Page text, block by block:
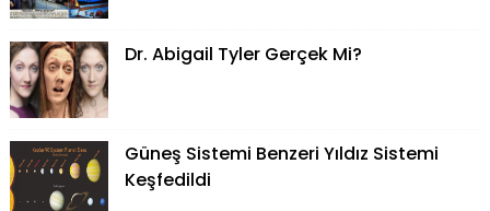
Dr. Abigail Tyler Gerçek Mi?
Güneş Sistemi Benzeri Yıldız Sistemi
Keşfedildi